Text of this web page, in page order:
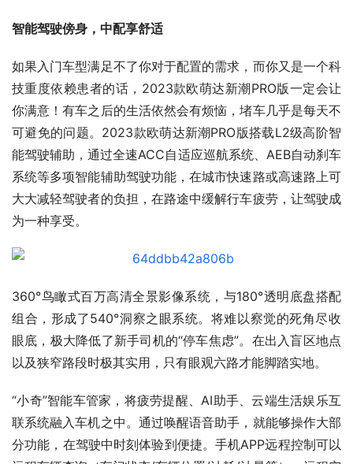
智能驾驶傍身，中配享舒适
如果入门车型满足不了你对于配置的需求，而你又是一个科
技重度依赖患者的话，2023款欧萌达新潮PRO版一定会让
你满意！有车之后的生活依然会有烦恼，堵车几乎是每天不
可避免的问题。2023款欧萌达新潮PRO版搭载L2级高阶智
能驾驶辅助，通过全速ACC自适应巡航系统、AEB自动刹车
系统等多项智能辅助驾驶功能，在城市快速路或高速路上可
大大减轻驾驶者的负担，在路途中缓解行车疲劳，让驾驶成
为一种享受。
360°鸟瞰式百万高清全景影像系统，与180°透明底盘搭配
组合，形成了540°洞察之眼系统。将难以察觉的死角尽收
眼底，极大降低了新手司机的“停车焦虑”。在出入盲区地点
以及狭窄路段时极其实用，只有眼观六路才能脚踏实地。
“小奇”智能车管家，将疲劳提醒、AI助手、云端生活娱乐互
联系统融入车机之中。通过唤醒语音助手，就能够操作大部
分功能，在驾驶中时刻体验到便捷。手机APP远程控制可以